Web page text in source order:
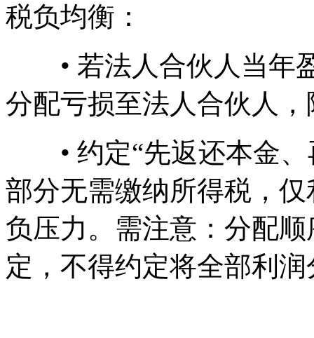
税负均衡：
• 若法人合伙人当年
分配亏损至法人合伙人
• 约定“先返还本金、
部分无需缴纳所得税，
负压力。需注意：分配
定，不得约定将全部利